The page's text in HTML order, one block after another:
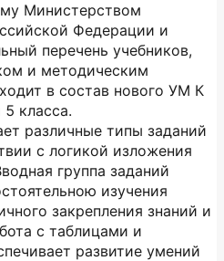
Министерством
Федера­ции и
перечень учебников,
и методи­ческим
в состав нового УМ К
класса.
различные типы заданий
с логикой изложения
группа заданий
изучения
закрепления знаний и
с таблицами и
развитие умений